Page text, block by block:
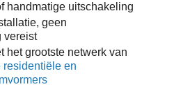
handmatige uitschakeling
geen
vereist
het grootste netwerk van
residentiële en